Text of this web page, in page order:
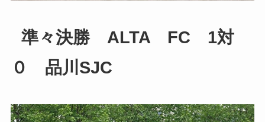
準々決勝 ALTA FC 1対
０ 品川SJC